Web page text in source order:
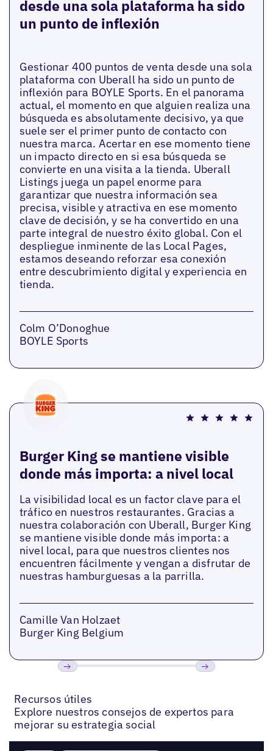
desde una sola plataforma ha sido
un punto de inflexión
Gestionar 400 puntos de venta desde una sola
plataforma con Uberall ha sido un punto de
inflexión para BOYLE Sports. En el panorama
actual, el momento en que alguien realiza una
búsqueda es absolutamente decisivo, ya que
suele ser el primer punto de contacto con
nuestra marca. Acertar en ese momento tiene
un impacto directo en si esa búsqueda se
convierte en una visita a la tienda. Uberall
Listings juega un papel enorme para
garantizar que nuestra información sea
precisa, visible y atractiva en ese momento
clave de decisión, y se ha convertido en una
parte integral de nuestro éxito global. Con el
despliegue inminente de las Local Pages,
estamos deseando reforzar esa conexión
entre descubrimiento digital y experiencia en
tienda.
Colm O’Donoghue
BOYLE Sports
Burger King se mantiene visible
donde más importa: a nivel local
La visibilidad local es un factor clave para el
tráfico en nuestros restaurantes. Gracias a
nuestra colaboración con Uberall, Burger King
se mantiene visible donde más importa: a
nivel local, para que nuestros clientes nos
encuentren fácilmente y vengan a disfrutar de
nuestras hamburguesas a la parrilla.
Camille Van Holzaet
Burger King Belgium
Recursos útiles
Explore nuestros consejos de expertos para
mejorar su estrategia social